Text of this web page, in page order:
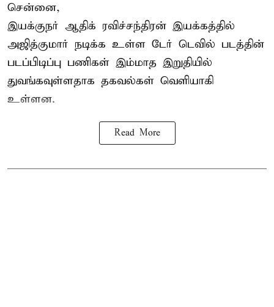
சென்னை,
இயக்குநர் ஆதிக் ரவிச்சந்திரன் இயக்கத்தில்
அஜித்குமார் நடிக்க உள்ள டேர் டெவில் படத்தின்
படப்பிடிப்பு பணிகள் இம்மாத இறுதியில்
துவங்கவுள்ளதாக தகவல்கள் வெளியாகி
உள்ளன.
Read More